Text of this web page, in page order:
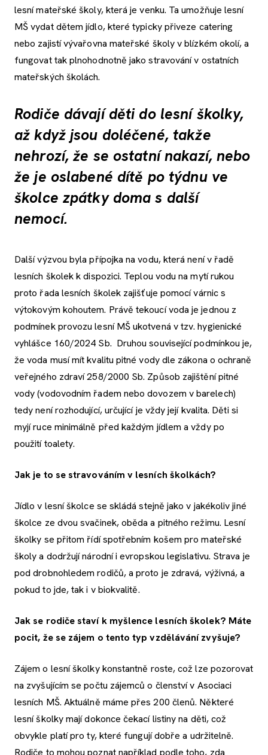
lesní mateřské školy, která je venku. Ta umožňuje lesní
MŠ vydat dětem jídlo, které typicky přiveze catering
nebo zajistí vývařovna mateřské školy v blízkém okolí, a
fungovat tak plnohodnotně jako stravování v ostatních
mateřských školách.
Rodiče dávají děti do lesní školky,
až když jsou doléčené, takže
nehrozí, že se ostatní nakazí, nebo
že je oslabené dítě po týdnu ve
školce zpátky doma s další
nemocí.
Další výzvou byla přípojka na vodu, která není v řadě
lesních školek k dispozici. Teplou vodu na mytí rukou
proto řada lesních školek zajišťuje pomocí várnic s
výtokovým kohoutem. Právě tekoucí voda je jednou z
podmínek provozu lesní MŠ ukotvená v tzv. hygienické
vyhlášce 160/2024 Sb. Druhou související podmínkou je,
že voda musí mít kvalitu pitné vody dle zákona o ochraně
veřejného zdraví 258/2000 Sb. Způsob zajištění pitné
vody (vodovodním řadem nebo dovozem v barelech)
tedy není rozhodující, určující je vždy její kvalita. Děti si
myjí ruce minimálně před každým jídlem a vždy po
použití toalety.
Jak je to se stravováním v lesních školkách?
Jídlo v lesní školce se skládá stejně jako v jakékoliv jiné
školce ze dvou svačinek, oběda a pitného režimu. Lesní
školky se přitom řídí spotřebním košem pro mateřské
školy a dodržují národní i evropskou legislativu. Strava je
pod drobnohledem rodičů, a proto je zdravá, výživná, a
pokud to jde, tak i v biokvalitě.
Jak se rodiče staví k myšlence lesních školek? Máte
pocit, že se zájem o tento typ vzdělávání zvyšuje?
Zájem o lesní školky konstantně roste, což lze pozorovat
na zvyšujícím se počtu zájemců o členství v Asociaci
lesních MŠ. Aktuálně máme přes 200 členů. Některé
lesní školky mají dokonce čekací listiny na děti, což
obvykle platí pro ty, které fungují dobře a udržitelně.
Rodiče to mohou poznat například podle toho, zda